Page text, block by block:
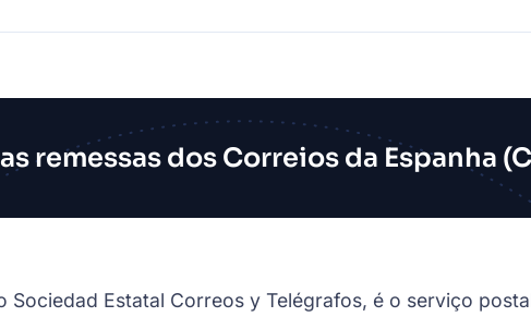
remessas dos Correios da Espanha
Estatal Correos y Telégrafos, é o serviço